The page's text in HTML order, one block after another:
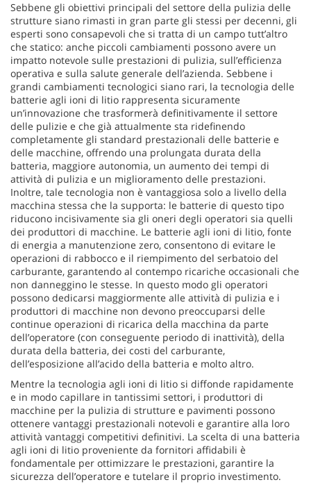
Sebbene gli obiettivi principali del settore della pulizia delle
strutture siano rimasti in gran parte gli stessi per decenni, gli
esperti sono consapevoli che si tratta di un campo tutt’altro
che statico: anche piccoli cambiamenti possono avere un
impatto notevole sulle prestazioni di pulizia, sull’efficienza
operativa e sulla salute generale dell’azienda. Sebbene i
grandi cambiamenti tecnologici siano rari, la tecnologia delle
batterie agli ioni di litio rappresenta sicuramente
un’innovazione che trasformerà definitivamente il settore
delle pulizie e che già attualmente sta ridefinendo
completamente gli standard prestazionali delle batterie e
delle macchine, offrendo una prolungata durata della
batteria, maggiore autonomia, un aumento dei tempi di
attività di pulizia e un miglioramento delle prestazioni.
Inoltre, tale tecnologia non è vantaggiosa solo a livello della
macchina stessa che la supporta: le batterie di questo tipo
riducono incisivamente sia gli oneri degli operatori sia quelli
dei produttori di macchine. Le batterie agli ioni di litio, fonte
di energia a manutenzione zero, consentono di evitare le
operazioni di rabbocco e il riempimento del serbatoio del
carburante, garantendo al contempo ricariche occasionali che
non danneggino le stesse. In questo modo gli operatori
possono dedicarsi maggiormente alle attività di pulizia e i
produttori di macchine non devono preoccuparsi delle
continue operazioni di ricarica della macchina da parte
dell’operatore (con conseguente periodo di inattività), della
durata della batteria, dei costi del carburante,
dell’esposizione all’acido della batteria e molto altro.
Mentre la tecnologia agli ioni di litio si diffonde rapidamente
e in modo capillare in tantissimi settori, i produttori di
macchine per la pulizia di strutture e pavimenti possono
ottenere vantaggi prestazionali notevoli e garantire alla loro
attività vantaggi competitivi definitivi. La scelta di una batteria
agli ioni di litio proveniente da fornitori affidabili è
fondamentale per ottimizzare le prestazioni, garantire la
sicurezza dell’operatore e tutelare il proprio investimento.